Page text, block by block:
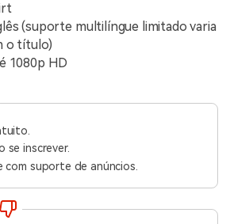
(suporte multilíngue limitado varia
o título)
1080p HD
se inscrever.
com suporte de anúncios.